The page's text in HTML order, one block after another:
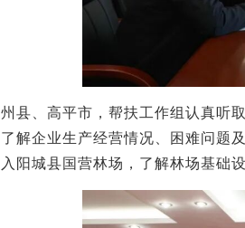
县、高平市，帮扶工作组认真听
解企业生产经营情况、困难问题
阳城县国营林场 ，了解林场基础